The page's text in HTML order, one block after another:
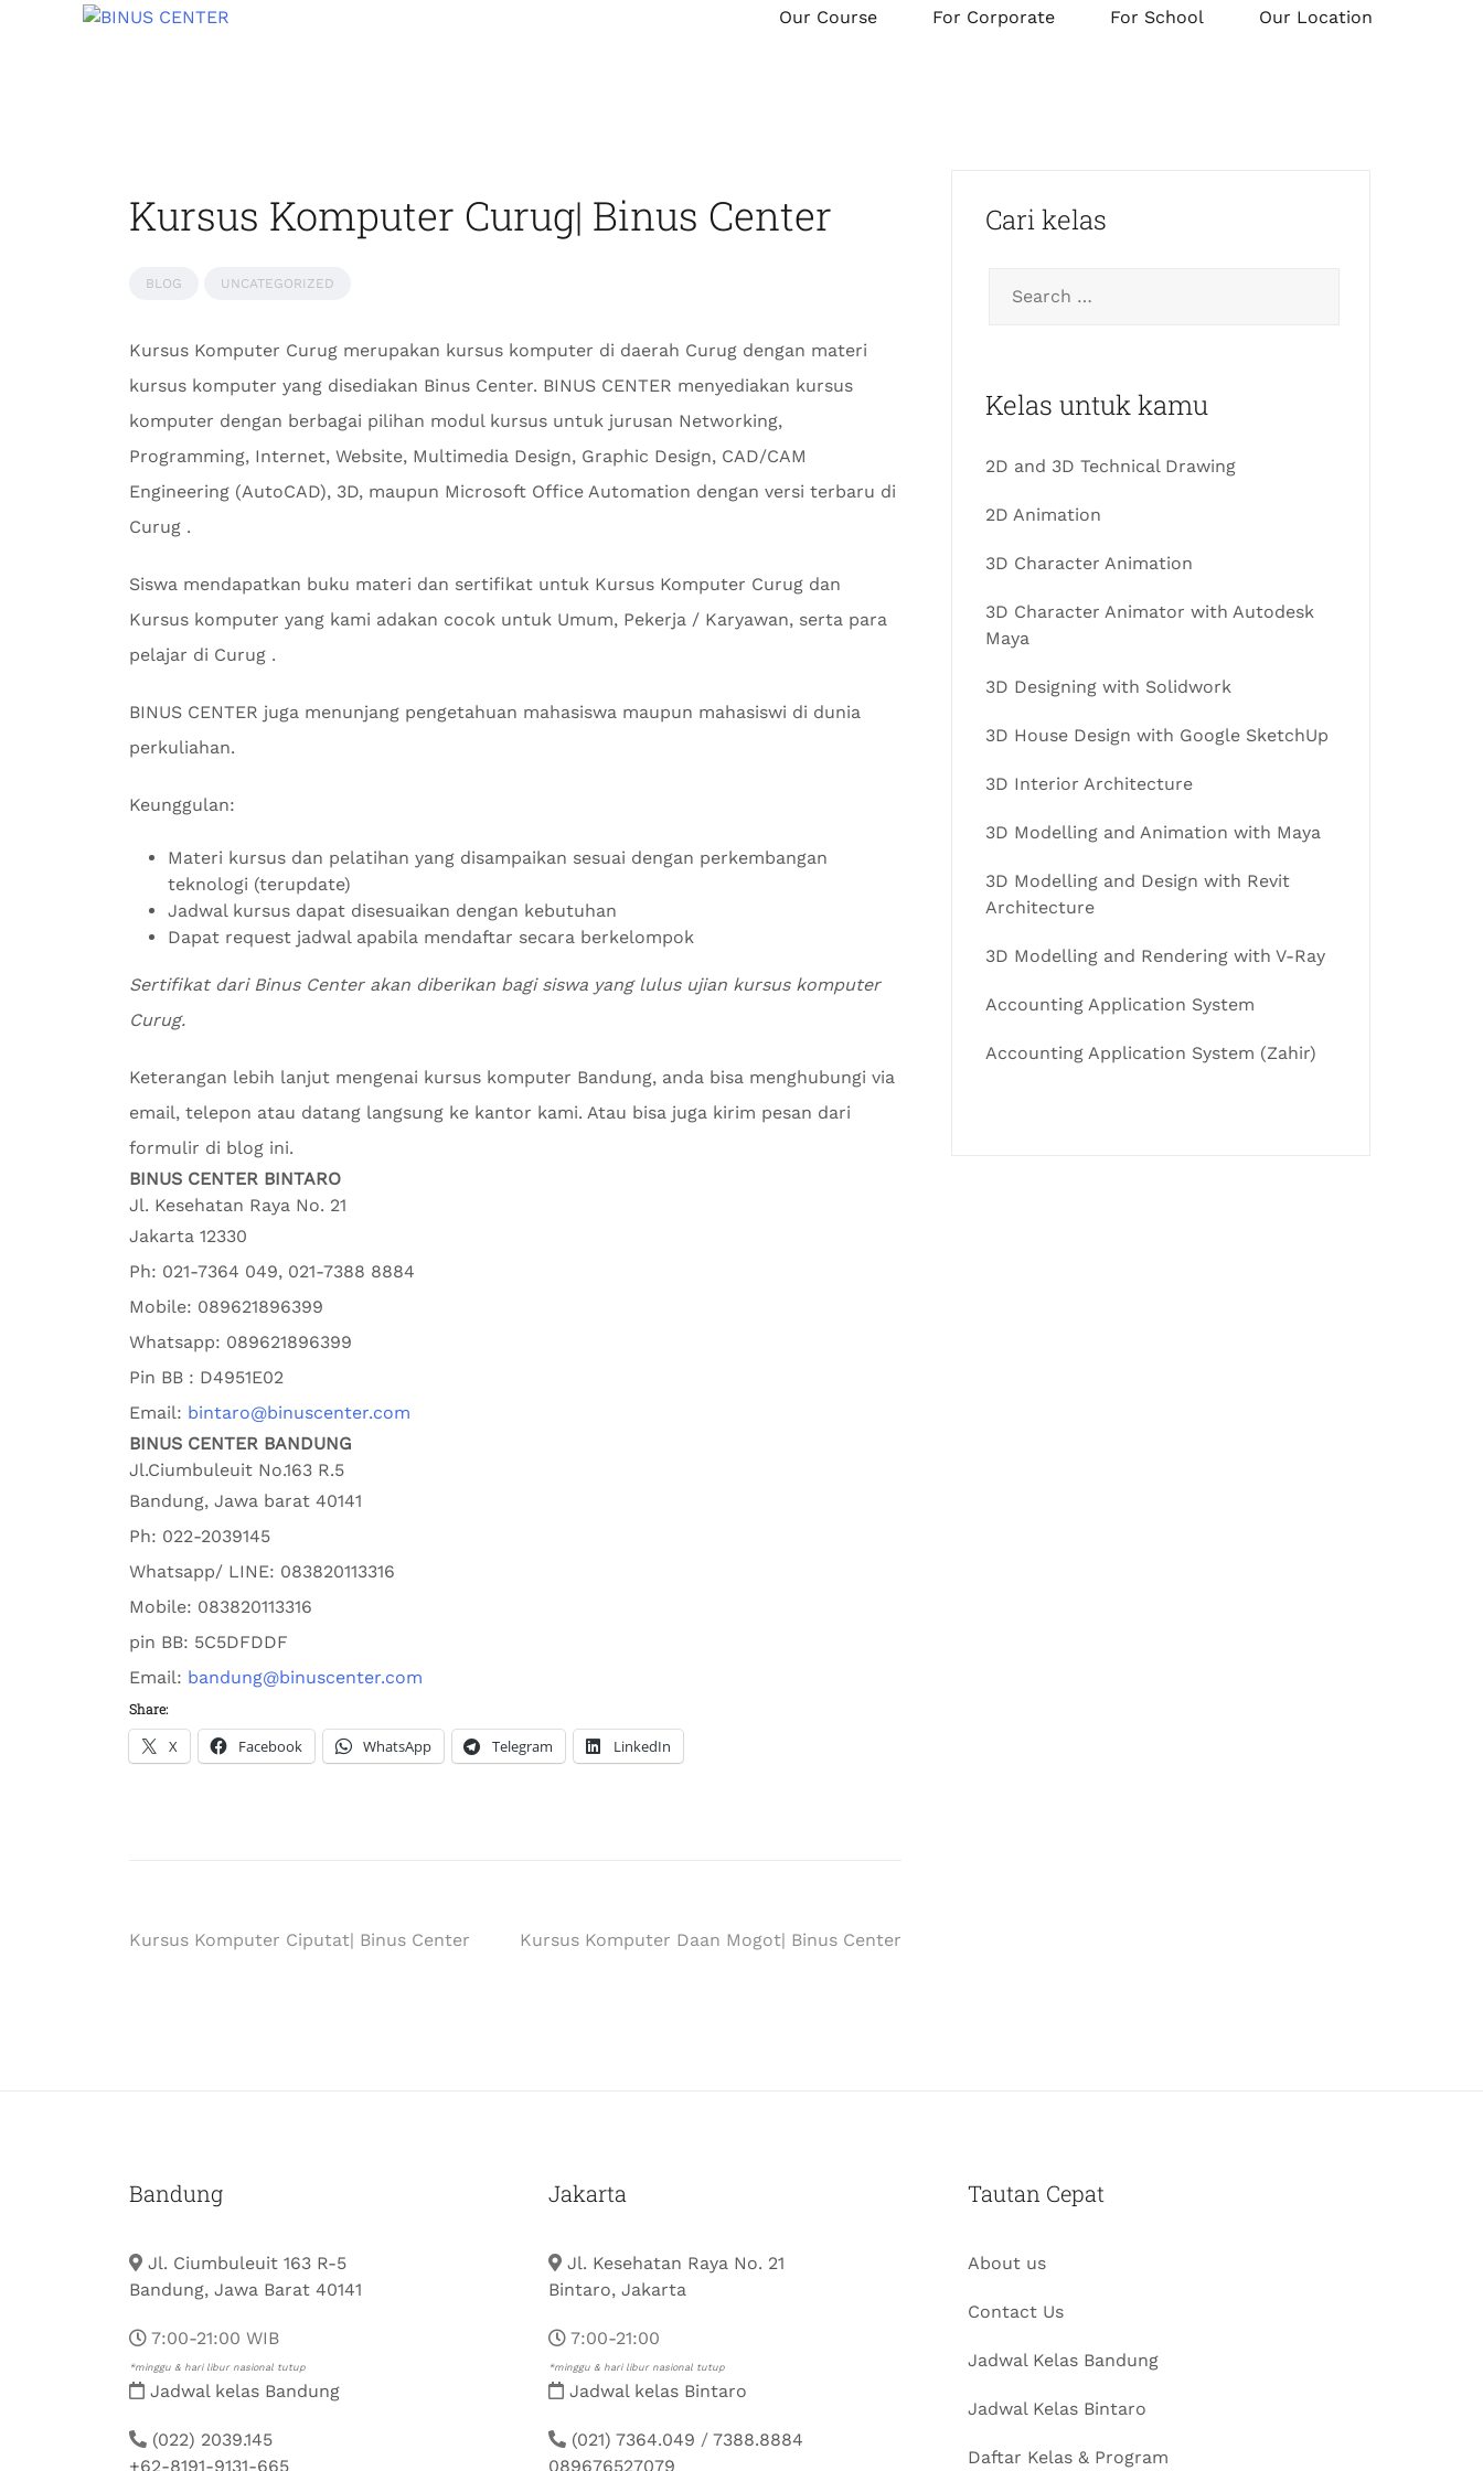
Our Course For Corporate For School Our Location
Kursus Komputer Curug| Binus Center
BLOG UNCATEGORIZED
Kursus Komputer Curug merupakan kursus komputer di daerah Curug dengan materi
kursus komputer yang disediakan Binus Center. BINUS CENTER menyediakan kursus
komputer dengan berbagai pilihan modul kursus untuk jurusan Networking,
Programming, Internet, Website, Multimedia Design, Graphic Design, CAD/CAM
Engineering (AutoCAD), 3D, maupun Microsoft Office Automation dengan versi terbaru di
Curug .
Siswa mendapatkan buku materi dan sertifikat untuk Kursus Komputer Curug dan
Kursus komputer yang kami adakan cocok untuk Umum, Pekerja / Karyawan, serta para
pelajar di Curug .
BINUS CENTER juga menunjang pengetahuan mahasiswa maupun mahasiswi di dunia
perkuliahan.
Keunggulan:
Materi kursus dan pelatihan yang disampaikan sesuai dengan perkembangan
teknologi (terupdate)
Jadwal kursus dapat disesuaikan dengan kebutuhan
Dapat request jadwal apabila mendaftar secara berkelompok
Sertifikat dari Binus Center akan diberikan bagi siswa yang lulus ujian kursus komputer
Curug.
Keterangan lebih lanjut mengenai kursus komputer Bandung, anda bisa menghubungi via
email, telepon atau datang langsung ke kantor kami. Atau bisa juga kirim pesan dari
formulir di blog ini.
BINUS CENTER BINTARO
Jl. Kesehatan Raya No. 21
Jakarta 12330
Ph: 021-7364 049, 021-7388 8884
Mobile: 089621896399
Whatsapp: 089621896399
Pin BB : D4951E02
Email: bintaro@binuscenter.com
BINUS CENTER BANDUNG
Jl.Ciumbuleuit No.163 R.5
Bandung, Jawa barat 40141
Ph: 022-2039145
Whatsapp/ LINE: 083820113316
Mobile: 083820113316
pin BB: 5C5DFDDF
Email: bandung@binuscenter.com
Share:
X Facebook WhatsApp Telegram LinkedIn
Kursus Komputer Ciputat| Binus Center Kursus Komputer Daan Mogot| Binus Center
Cari kelas
Kelas untuk kamu
2D and 3D Technical Drawing
2D Animation
3D Character Animation
3D Character Animator with Autodesk
Maya
3D Designing with Solidwork
3D House Design with Google SketchUp
3D Interior Architecture
3D Modelling and Animation with Maya
3D Modelling and Design with Revit
Architecture
3D Modelling and Rendering with V-Ray
Accounting Application System
Accounting Application System (Zahir)
Bandung
Jl. Ciumbuleuit 163 R-5
Bandung, Jawa Barat 40141
7:00-21:00 WIB
*minggu & hari libur nasional tutup
Jadwal kelas Bandung
(022) 2039.145
+62-8191-9131-665
Jakarta
Jl. Kesehatan Raya No. 21
Bintaro, Jakarta
7:00-21:00
*minggu & hari libur nasional tutup
Jadwal kelas Bintaro
(021) 7364.049 / 7388.8884
089676527079
Tautan Cepat
About us
Contact Us
Jadwal Kelas Bandung
Jadwal Kelas Bintaro
Daftar Kelas & Program